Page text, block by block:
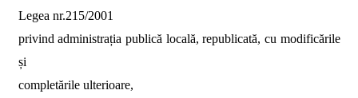
Legea nr.215/2001
privind administrația publică locală, republicată, cu modificările
și
completările ulterioare,